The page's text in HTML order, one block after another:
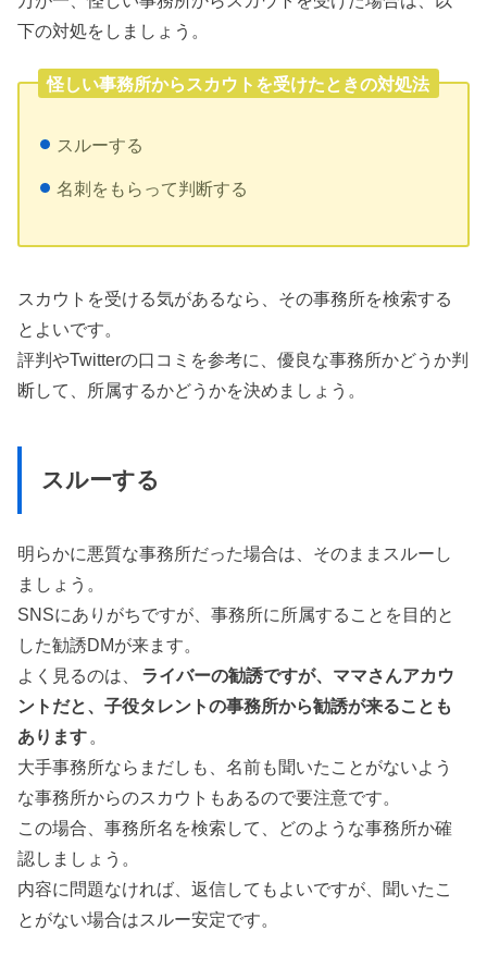
下の対処をしましょう。
怪しい事務所からスカウトを受けたときの対処法
スルーする
名刺をもらって判断する
スカウトを受ける気があるなら、その事務所を検索する
とよいです。
評判やTwitterの口コミを参考に、優良な事務所かどうか判
断して、所属するかどうかを決めましょう。
スルーする
明らかに悪質な事務所だった場合は、そのままスルーし
ましょう。
SNSにありがちですが、事務所に所属することを目的と
した勧誘DMが来ます。
よく見るのは、
ライバーの勧誘ですが、ママさんアカウ
ントだと、子役タレントの事務所から勧誘が来ることも
あります
大手事務所ならまだしも、名前も聞いたことがないよう
な事務所からのスカウトもあるので要注意です。
この場合、事務所名を検索して、どのような事務所か確
認しましょう。
内容に問題なければ、返信してもよいですが、聞いたこ
とがない場合はスルー安定です。